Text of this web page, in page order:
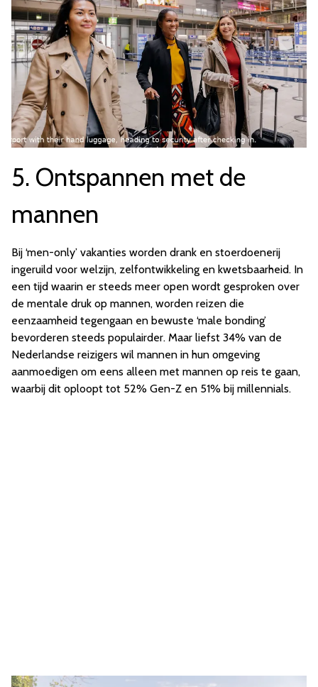
5. Ontspannen met de
mannen
Bij ‘men-only’ vakanties worden drank en stoerdoenerij
ingeruild voor welzijn, zelfontwikkeling en kwetsbaarheid. In
een tijd waarin er steeds meer open wordt gesproken over
de mentale druk op mannen, worden reizen die
eenzaamheid tegengaan en bewuste ‘male bonding’
bevorderen steeds populairder. Maar liefst 34% van de
Nederlandse reizigers wil mannen in hun omgeving
aanmoedigen om eens alleen met mannen op reis te gaan,
waarbij dit oploopt tot 52% Gen-Z en 51% bij millennials.